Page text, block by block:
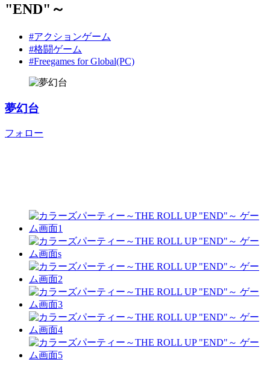
"END"～
#アクションゲーム
#格闘ゲーム
#Freegames for Global(PC)
夢幻台
フォロー